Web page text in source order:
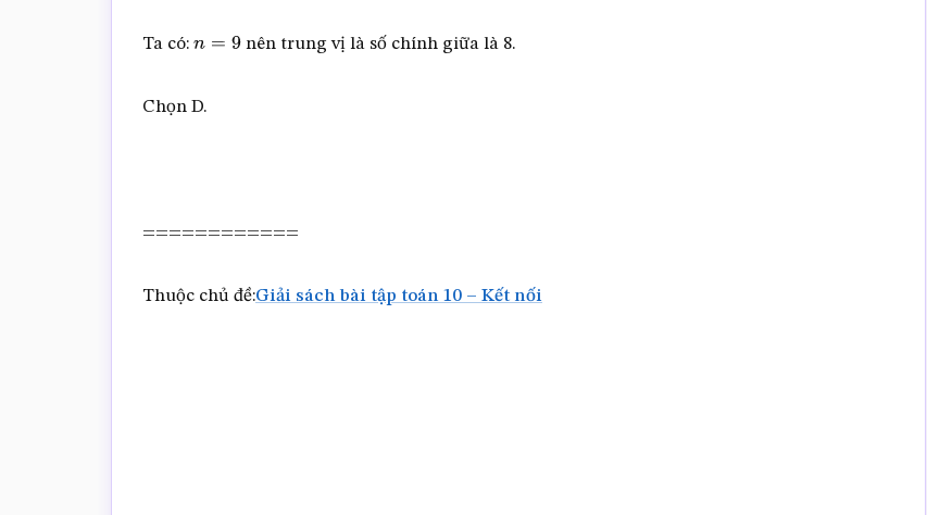
Ta có: n=9 nên trung vị là số chính giữa là 8.
Chọn D.
============
Thuộc chủ đề:Giải sách bài tập toán 10 – Kết nối